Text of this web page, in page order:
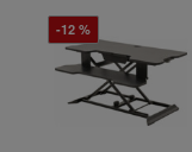
-12 %